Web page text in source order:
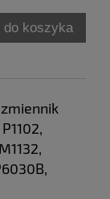
do koszyka
zmiennik